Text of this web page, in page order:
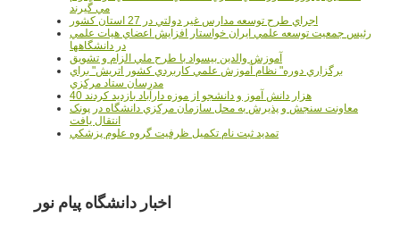
مي گيرند
اجراي طرح توسعه مدارس غير دولتي در 27 استان کشور
رئيس جمعيت توسعه علمي ايران خواستار افزايش اعضاي هيات علمي
در دانشگاهها
آموزش والدين بيسواد با طرح ملي الزام و تشويق
برگزاري دوره" نظام آموزش علمي كاربردي كشور اتريش" براي
مدرسان ستاد مرکزي
40 هزار دانش آموز و دانشجو از موزه دارآباد بازديد کردند
معاونت سنجش و پذيرش به محل سازمان مرکزي دانشگاه در پونک
انتقال يافت
تمديد ثبت نام تکميل ظرفيت گروه علوم پزشکي
اخبار دانشگاه پیام نور